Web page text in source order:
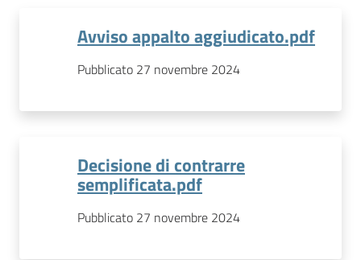
Avviso appalto aggiudicato.pdf
Pubblicato 27 novembre 2024
Decisione di contrarre
semplificata.pdf
Pubblicato 27 novembre 2024